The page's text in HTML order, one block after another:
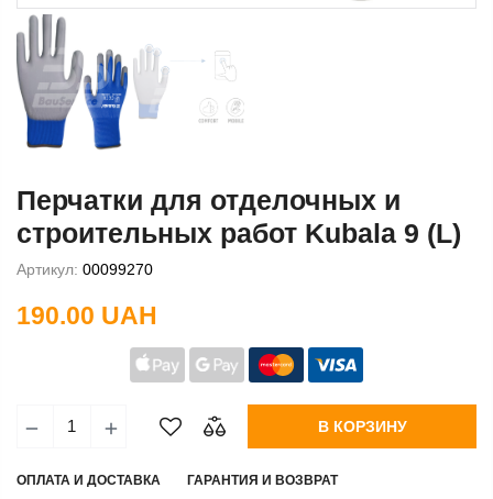
Перчатки для отделочных и
строительных работ Kubala 9 (L)
Артикул: 00099270
190.00 UAH
В КОРЗИНУ
ОПЛАТА И ДОСТАВКА ГАРАНТИЯ И ВОЗВРАТ